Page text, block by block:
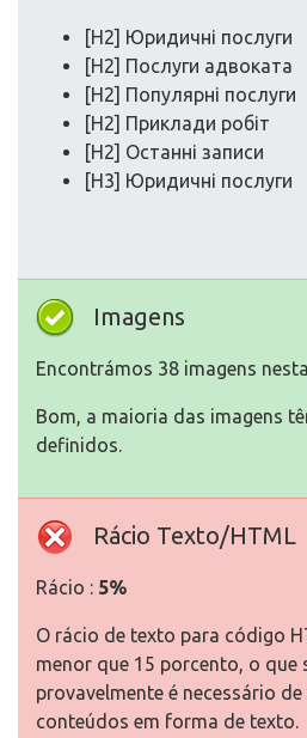
[H2] Юридичні послуги
[H2] Послуги адвоката
[H2] Популярні послуги
[H2] Приклади робіт
[H2] Останні записи
[H3] Юридичні послуги
Imagens
Encontrámos 38 imagens
Bom, a maioria das imagens
definidos.
Rácio Texto/HTML
Rácio : 5%
O rácio de texto para código
menor que 15 porcento, o que
provavelmente é necessário
conteúdos em forma de texto.